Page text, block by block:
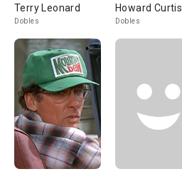
Terry Leonard
Dobles
Howard Curtis
Dobles